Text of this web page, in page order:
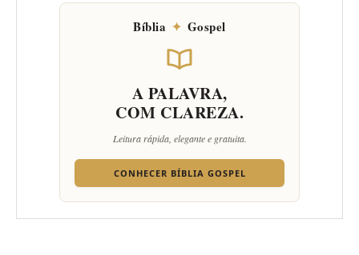
Bíblia ✦ Gospel
A PALAVRA,
COM CLAREZA.
Leitura rápida, elegante e gratuita.
CONHECER BÍBLIA GOSPEL